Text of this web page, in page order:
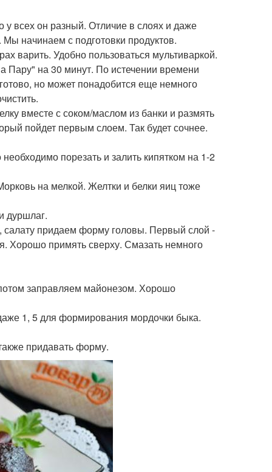
всех он разный. Отличие в слоях и даже
начинаем с подготовки продуктов.
варить. Удобно пользоваться мультиваркой.
Пару" на 30 минут. По истечении времени
но может понадобится еще немного
вместе с соком/маслом из банки и размять
пойдет первым слоем. Так будет сочнее.
порезать и залить кипятком на 1-2
на мелкой. Желтки и белки яиц тоже
дуршлаг.
салату придаем форму головы. Первый слой -
Хорошо примять сверху. Смазать немного
заправляем майонезом. Хорошо
1, 5 для формирования мордочки быка.
придавать форму.